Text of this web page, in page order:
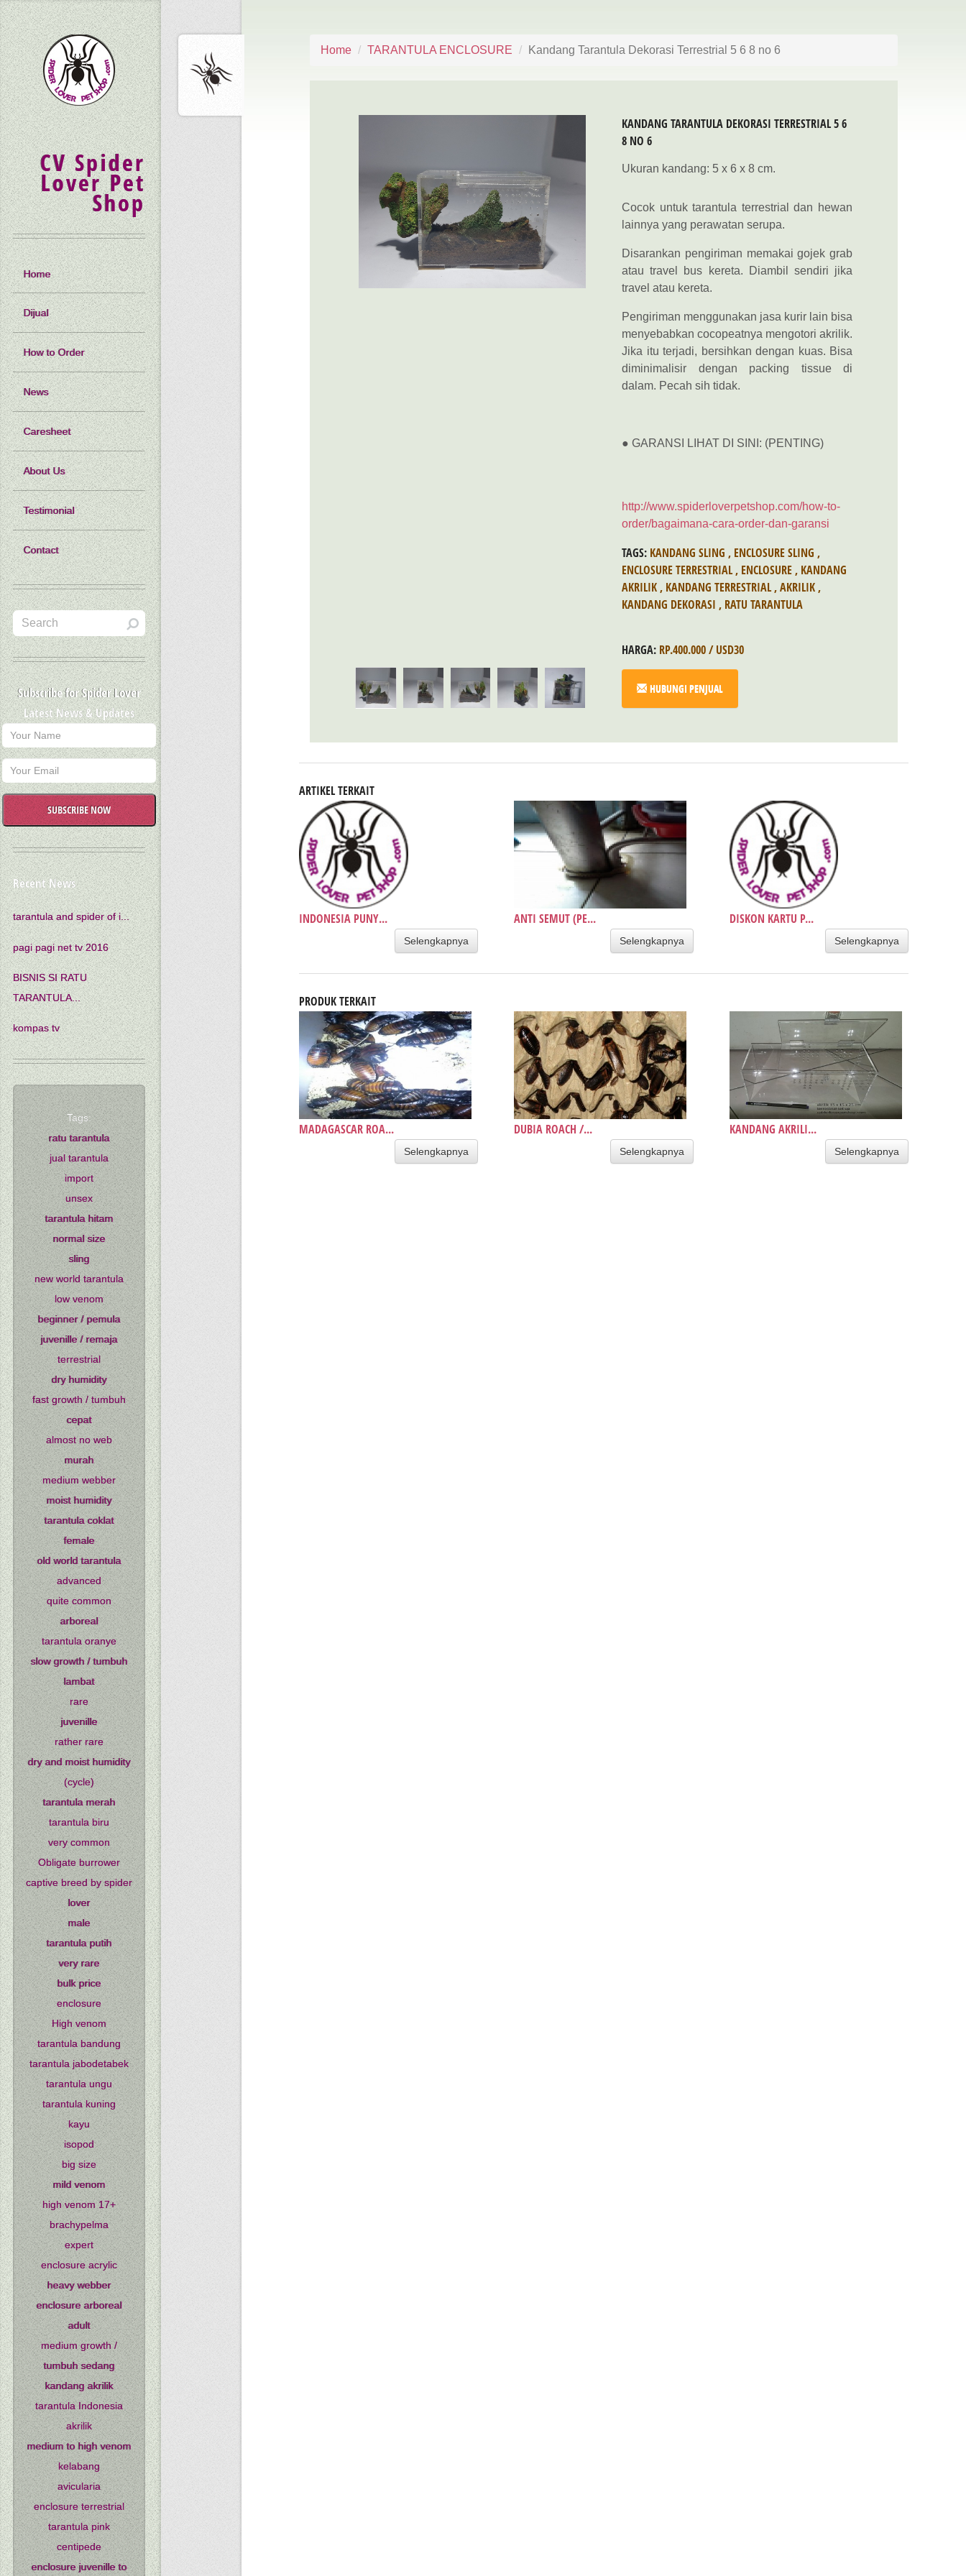
Home TARANTULA ENCLOSURE Kandang Tarantula Dekorasi Terrestrial 5 6 8 no 6
KANDANG TARANTULA DEKORASI TERRESTRIAL 5 6
8 NO 6
Ukuran kandang: 5 x 6 x 8 cm.
Cocok untuk tarantula terrestrial dan hewan
lainnya yang perawatan serupa.
Disarankan pengiriman memakai gojek grab
atau travel bus kereta. Diambil sendiri jika
travel atau kereta.
Pengiriman menggunakan jasa kurir lain bisa
menyebabkan cocopeatnya mengotori akrilik.
Jika itu terjadi, bersihkan dengan kuas. Bisa
diminimalisir dengan packing tissue di
dalam. Pecah sih tidak.
● GARANSI LIHAT DI SINI: (PENTING)
http://www.spiderloverpetshop.com/how-to-
order/bagaimana-cara-order-dan-garansi
TAGS: KANDANG SLING , ENCLOSURE SLING ,
ENCLOSURE TERRESTRIAL, ENCLOSURE, KANDANG
AKRILIK, KANDANG TERRESTRIAL,AKRILIK,
KANDANG DEKORASI , RATU TARANTULA
HARGA: RP.400.000 / USD30
HUBUNGI PENJUAL
ARTIKEL TERKAIT
INDONESIA PUNY...
Selengkapnya
ANTI SEMUT (PE...
Selengkapnya
DISKON KARTU P...
Selengkapnya
PRODUK TERKAIT
MADAGASCAR ROA...
Selengkapnya
DUBIA ROACH /...
Selengkapnya
KANDANG AKRILI...
Selengkapnya
CV Spider
Lover Pet
Shop
Home
Dijual
How to Order
News
Caresheet
About Us
Testimonial
Contact
Subscribe for Spider Lover
Latest News & Updates
SUBSCRIBE NOW
Recent News
tarantula and spider of i...
pagi pagi net tv 2016
BISNIS SI RATU
TARANTULA...
kompas tv
Tags:
ratu tarantula
jual tarantula
import
unsex
tarantula hitam
normal size
sling
new world tarantula
low venom
beginner / pemula
juvenille / remaja
terrestrial
dry humidity
fast growth / tumbuh
cepat
almost no web
murah
medium webber
moist humidity
tarantula coklat
female
old world tarantula
advanced
quite common
arboreal
tarantula oranye
slow growth / tumbuh
lambat
rare
juvenille
rather rare
dry and moist humidity
(cycle)
tarantula merah
tarantula biru
very common
Obligate burrower
captive breed by spider
lover
male
tarantula putih
very rare
bulk price
enclosure
High venom
tarantula bandung
tarantula jabodetabek
tarantula ungu
tarantula kuning
kayu
isopod
big size
mild venom
high venom 17+
brachypelma
expert
enclosure acrylic
heavy webber
enclosure arboreal
adult
medium growth /
tumbuh sedang
kandang akrilik
tarantula Indonesia
akrilik
medium to high venom
kelabang
avicularia
enclosure terrestrial
tarantula pink
centipede
enclosure juvenille to